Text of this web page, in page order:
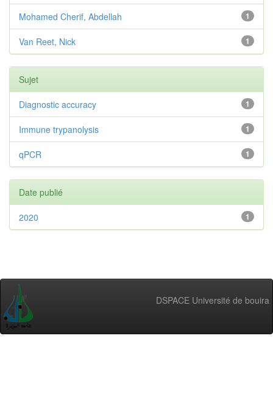
1
Mohamed Cherif, Abdellah
1
Van Reet, Nick
Sujet
1
Diagnostic accuracy
1
Immune trypanolysis
1
qPCR
Date publié
1
2020
DSPACE Université de bouira